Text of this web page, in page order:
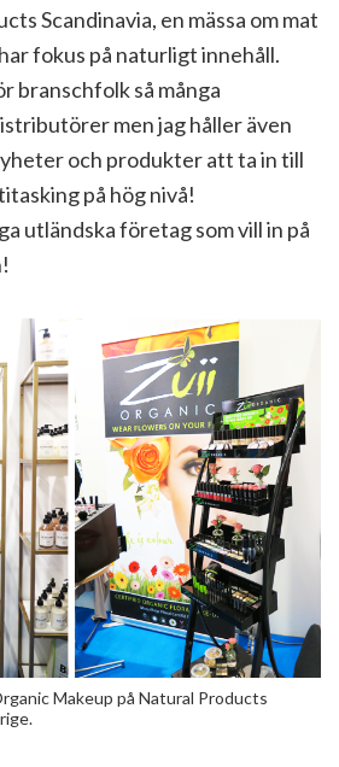
Scandinavia, en mässa om mat
fokus på naturligt innehåll.
branschfolk så många
men jag håller även
och produkter att ta in till
på hög nivå!
utländska företag som vill in på
Makeup på Natural Products